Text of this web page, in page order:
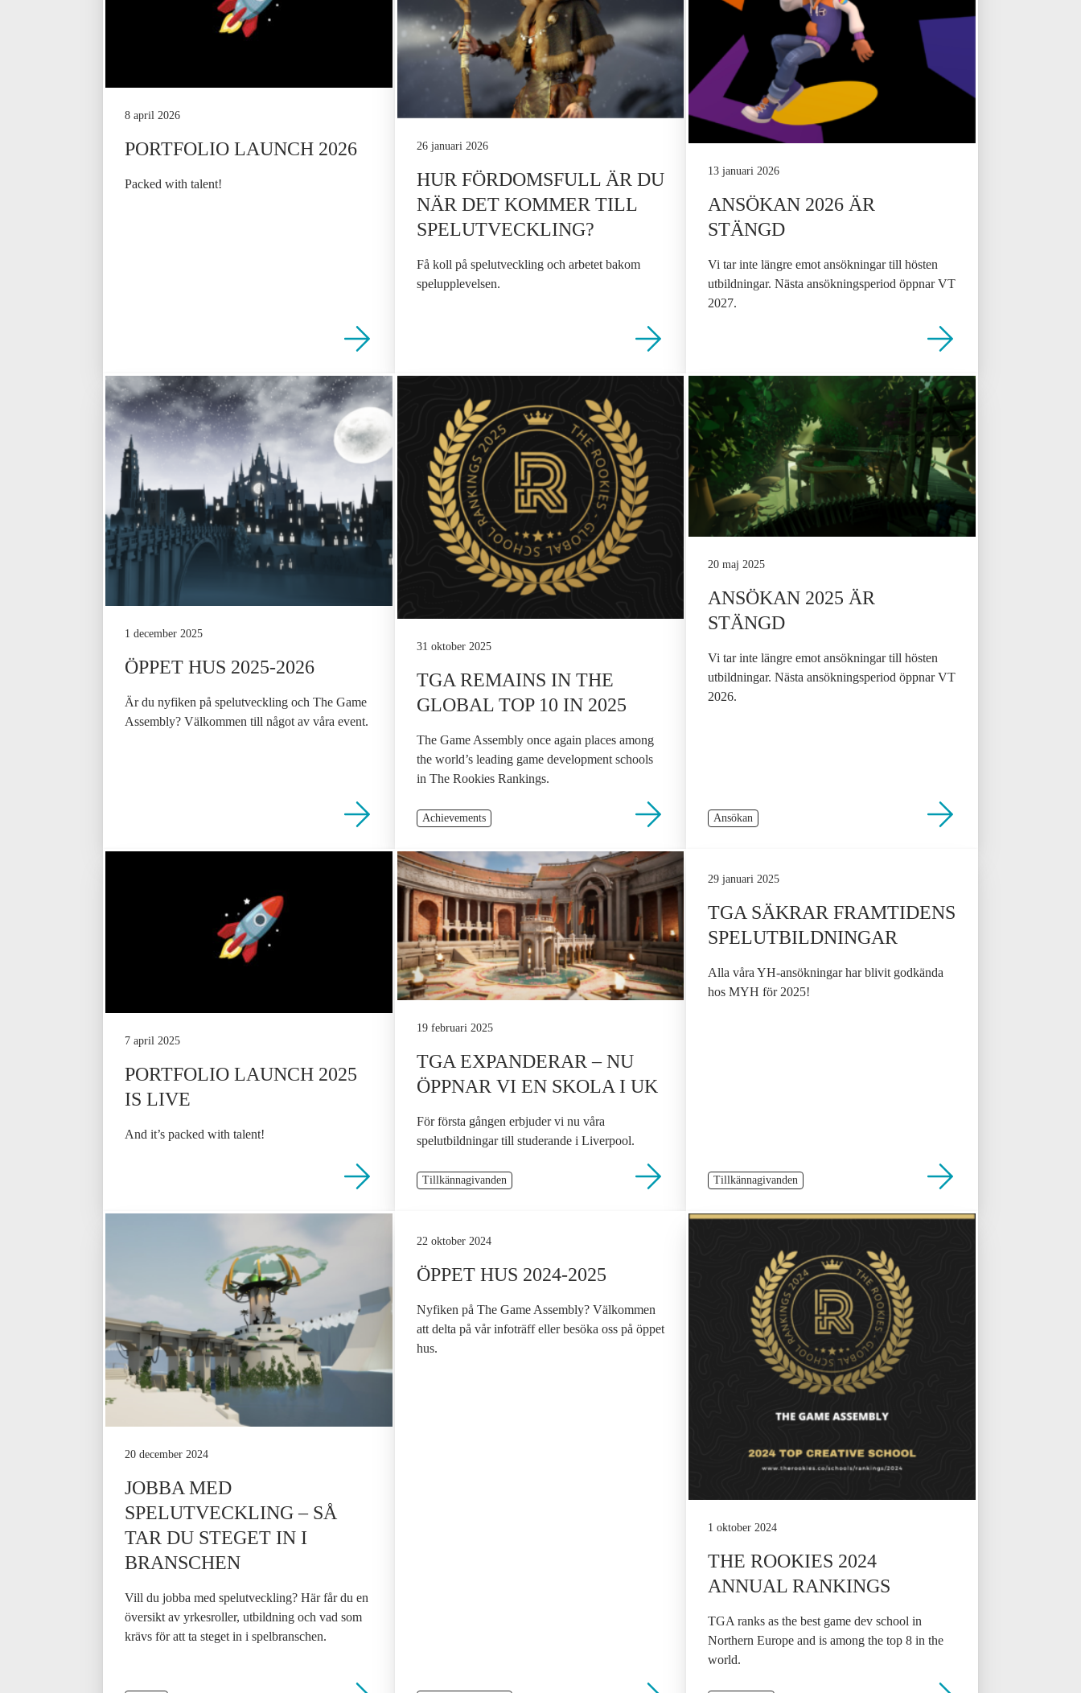
8 april 2026
PORTFOLIO LAUNCH 2026
Packed with talent!
26 januari 2026
HUR FÖRDOMSFULL ÄR DU
NÄR DET KOMMER TILL
SPELUTVECKLING?
Få koll på spelutveckling och arbetet bakom
spelupplevelsen.
13 januari 2026
ANSÖKAN 2026 ÄR
STÄNGD
Vi tar inte längre emot ansökningar till hösten
utbildningar. Nästa ansökningsperiod öppnar VT
2027.
1 december 2025
ÖPPET HUS 2025-2026
Är du nyfiken på spelutveckling och The Game
Assembly? Välkommen till något av våra event.
31 oktober 2025
TGA REMAINS IN THE
GLOBAL TOP 10 IN 2025
The Game Assembly once again places among
the world’s leading game development schools
in The Rookies Rankings.
Achievements
20 maj 2025
ANSÖKAN 2025 ÄR
STÄNGD
Vi tar inte längre emot ansökningar till hösten
utbildningar. Nästa ansökningsperiod öppnar VT
2026.
Ansökan
7 april 2025
PORTFOLIO LAUNCH 2025
IS LIVE
And it’s packed with talent!
19 februari 2025
TGA EXPANDERAR – NU
ÖPPNAR VI EN SKOLA I UK
För första gången erbjuder vi nu våra
spelutbildningar till studerande i Liverpool.
Tillkännagivanden
29 januari 2025
TGA SÄKRAR FRAMTIDENS
SPELUTBILDNINGAR
Alla våra YH-ansökningar har blivit godkända
hos MYH för 2025!
Tillkännagivanden
20 december 2024
JOBBA MED
SPELUTVECKLING – SÅ
TAR DU STEGET IN I
BRANSCHEN
Vill du jobba med spelutveckling? Här får du en
översikt av yrkesroller, utbildning och vad som
krävs för att ta steget in i spelbranschen.
22 oktober 2024
ÖPPET HUS 2024-2025
Nyfiken på The Game Assembly? Välkommen
att delta på vår infoträff eller besöka oss på öppet
hus.
1 oktober 2024
THE ROOKIES 2024
ANNUAL RANKINGS
TGA ranks as the best game dev school in
Northern Europe and is among the top 8 in the
world.